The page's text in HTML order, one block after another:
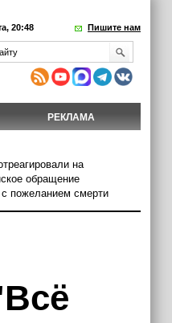
20:48 Пишите нам
РЕКЛАМА
на
обращение
с пожеланием смерти